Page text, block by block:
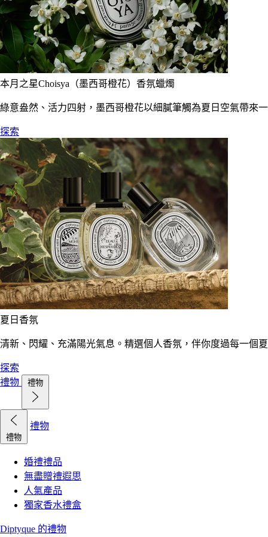
本月之星Choisya（墨西哥橙花）香氛蠟燭
綠意盎然、活力四射，墨西哥橙花以細膩筆觸為夏日空氣帶來
探索
夏日香氛
清新、閃耀、充滿陽光氣息。精選個人香氛，伴你度過每一個
探索
禮物
禮物
禮物
禮物
婚禮禮品
無盡贈禮遐思
人氣產品
獨家香水禮盒
Diptyque 的禮物